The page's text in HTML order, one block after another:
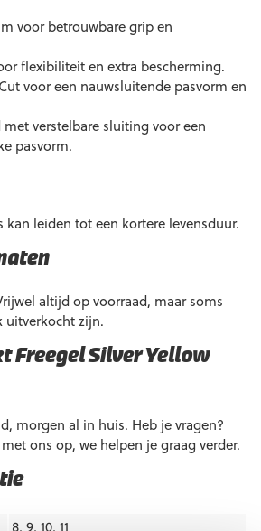
8, 9, 10, 11
voor betrouwbare grip en
flexibiliteit en extra bescherming.
voor een nauwsluitende pasvorm en
met verstelbare sluiting voor een
pasvorm.
kan leiden tot een kortere levensduur.
altijd op voorraad, maar soms
uitverkocht zijn.
Freegel Silver Yellow
morgen al in huis. Heb je vragen?
ons op, we helpen je graag verder.